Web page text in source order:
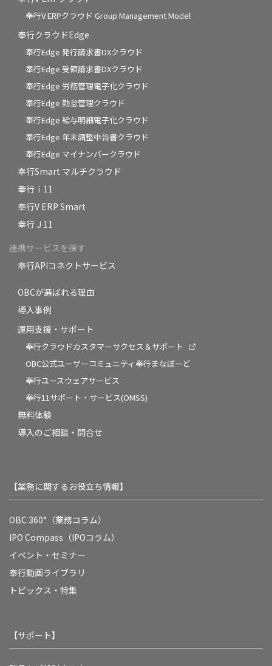
奉行V ERPクラウド Group Management Model
奉行クラウドEdge
奉行Edge 発行請求書DXクラウド
奉行Edge 受領請求書DXクラウド
奉行Edge 労務管理電子化クラウド
奉行Edge 勤怠管理クラウド
奉行Edge 給与明細電子化クラウド
奉行Edge 年末調整申告書クラウド
奉行Edge マイナンバークラウド
奉行Smart マルチクラウド
奉行ｉ11
奉行V ERP Smart
奉行Ｊ11
連携サービスを探す
奉行APIコネクトサービス
OBCが選ばれる理由
導入事例
運用支援・サポート
奉行クラウドカスタマーサクセス＆サポート
OBC公式ユーザーコミュニティ奉行まなぼーど
奉行ユースウェアサービス
奉行11サポート・サービス(OMSS)
無料体験
導入のご相談・問合せ
【業務に関するお役立ち情報】
OBC 360°（業務コラム）
IPO Compass（IPOコラム）
イベント・セミナー
奉行動画ライブラリ
トピックス・特集
【サポート】